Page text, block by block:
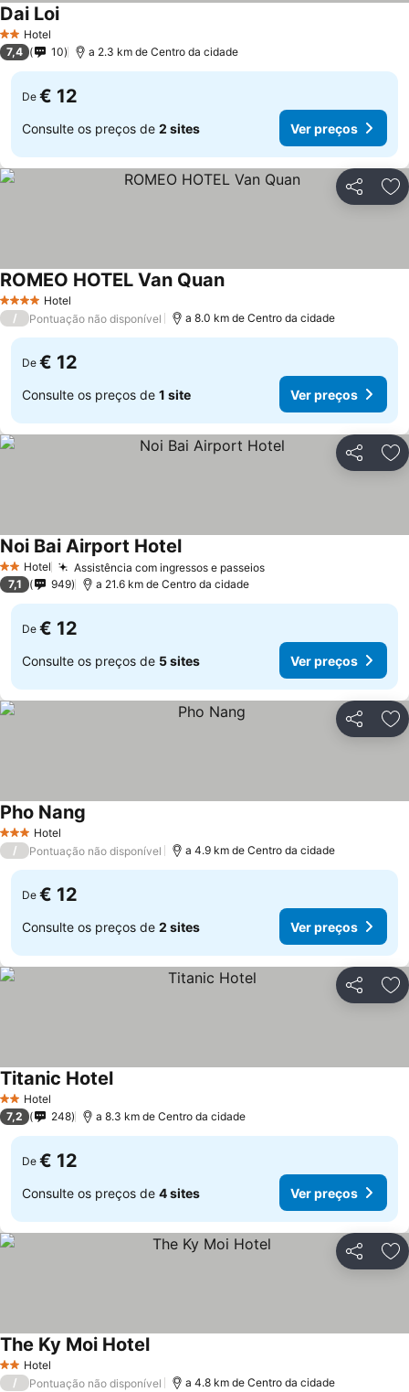
2 Estrelas
Hotel
Dai LoiVer preços
7,4 10 a 2.3 km de Centro da cidade
De € 12
Consulte os preços de 2 sites Ver preços
Partilhar
4 EstrelasHotel
ROMEO HOTEL Van QuanVer preços
/ Pontuação não disponível a 8.0 km de Centro da cidade
De € 12
Consulte os preços de 1 site Ver preços
Partilhar
2 Estrelas
Hotel Assistência com ingressos e passeiosVer preços
Noi Bai Airport HotelVer preços
7,1 949 a 21.6 km de Centro da cidade
De € 12
Consulte os preços de 5 sites Ver preços
Partilhar
3 EstrelasHotel
Pho Nang
/ Pontuação não disponível a 4.9 km de Centro da cidade
De € 12
Consulte os preços de 2 sites Ver preços
Partilhar
2 Estrelas
Hotel
Titanic HotelVer preços
7,2 248 a 8.3 km de Centro da cidade
De € 12
Consulte os preços de 4 sites Ver preços
Partilhar
2 Estrelas
Hotel
The Ky Moi HotelVer preços
/ Pontuação não disponível a 4.8 km de Centro da cidade